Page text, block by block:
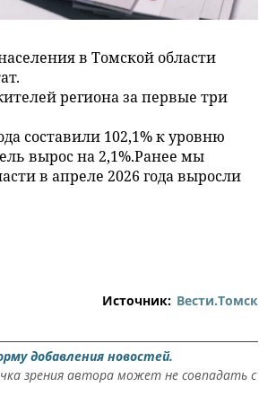
в Томской области
региона за первые три
составили 102,1% к уровню
вырос на 2,1%.Ранее мы
в апреле 2026 года выросли
Источник: Вести.Томск
добавления новостей.
зрения автора может не совпадать с